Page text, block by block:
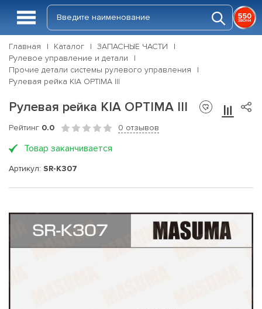
Главная Каталог
ЗАПАСНЫЕ ЧАСТИ
Рулевое управление и детали
Прочие детали системы рулевого управления
Рулевая рейка KIA OPTIMA III
Рулевая рейка KIA OPTIMA III
Рейтинг 0.0 0 отзывов
Товар заканчивается
Артикул: SR-K307